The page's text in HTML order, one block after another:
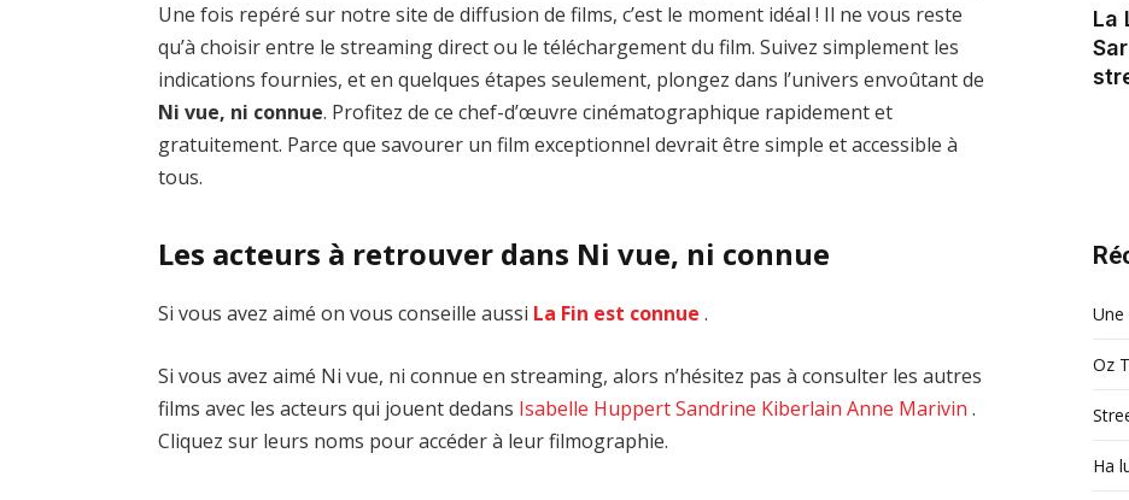
Une fois repéré sur notre site de diffusion de films, c’est le moment idéal ! Il ne vous reste
qu’à choisir entre le streaming direct ou le téléchargement du film. Suivez simplement les
indications fournies, et en quelques étapes seulement, plongez dans l’univers envoûtant de
Ni vue, ni connue. Profitez de ce chef-d’œuvre cinématographique rapidement et
gratuitement. Parce que savourer un film exceptionnel devrait être simple et accessible à
tous.
Les acteurs à retrouver dans Ni vue, ni connue
Si vous avez aimé on vous conseille aussi La Fin est connue .
Si vous avez aimé Ni vue, ni connue en streaming, alors n’hésitez pas à consulter les autres
films avec les acteurs qui jouent dedans Isabelle Huppert Sandrine Kiberlain Anne Marivin .
Cliquez sur leurs noms pour accéder à leur filmographie.
Zenon: Girl of
the 21st Century
streaming VF HD
La Légende des
1000 dragons
streaming VF HD
La
Une
Oz
Ha